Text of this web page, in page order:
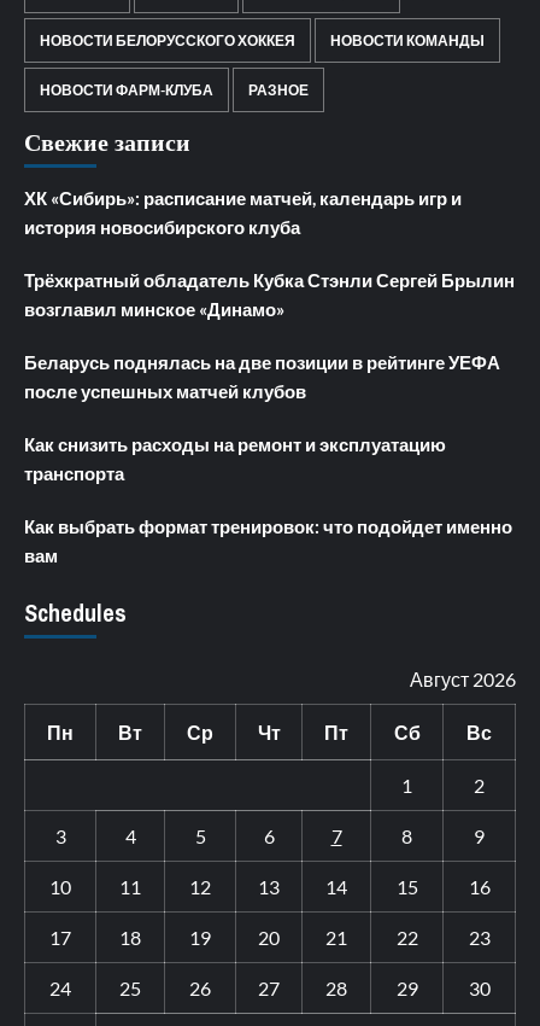
НОВОСТИ БЕЛОРУССКОГО ХОККЕЯ НОВОСТИ КОМАНДЫ
НОВОСТИ ФАРМ-КЛУБА РАЗНОЕ
Свежие записи
ХК «Сибирь»: расписание матчей, календарь игр и
история новосибирского клуба
Трёхкратный обладатель Кубка Стэнли Сергей Брылин
возглавил минское «Динамо»
Беларусь поднялась на две позиции в рейтинге УЕФА
после успешных матчей клубов
Как снизить расходы на ремонт и эксплуатацию
транспорта
Как выбрать формат тренировок: что подойдет именно
вам
Schedules
Август 2026
Пн Вт Ср Чт Пт Сб Вс
1 2
3 4 5 6 7 8 9
10 11 12 13 14 15 16
17 18 19 20 21 22 23
24 25 26 27 28 29 30